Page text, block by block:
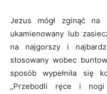
Jezus mógł zginąć na
ukamienowany lub
na najgorszy i
stosowany wobec
sposób wypełniła się
„Przebodli ręce i